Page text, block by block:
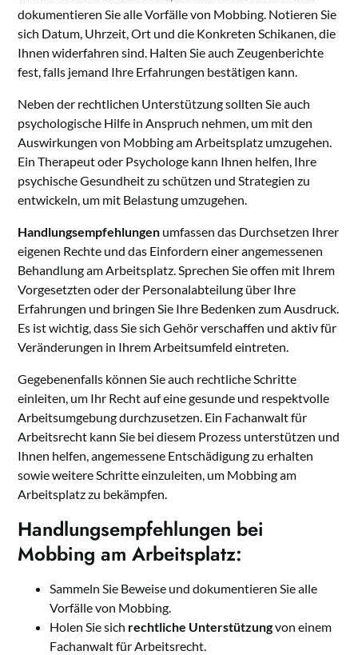
dokumentieren Sie alle Vorfälle von Mobbing. Notieren Sie
sich Datum, Uhrzeit, Ort und die Konkreten Schikanen, die
Ihnen widerfahren sind. Halten Sie auch Zeugenberichte
fest, falls jemand Ihre Erfahrungen bestätigen kann.
Neben der rechtlichen Unterstützung sollten Sie auch
psychologische Hilfe in Anspruch nehmen, um mit den
Auswirkungen von Mobbing am Arbeitsplatz umzugehen.
Ein Therapeut oder Psychologe kann Ihnen helfen, Ihre
psychische Gesundheit zu schützen und Strategien zu
entwickeln, um mit Belastung umzugehen.
Handlungsempfehlungen umfassen das Durchsetzen Ihrer
eigenen Rechte und das Einfordern einer angemessenen
Behandlung am Arbeitsplatz. Sprechen Sie offen mit Ihrem
Vorgesetzten oder der Personalabteilung über Ihre
Erfahrungen und bringen Sie Ihre Bedenken zum Ausdruck.
Es ist wichtig, dass Sie sich Gehör verschaffen und aktiv für
Veränderungen in Ihrem Arbeitsumfeld eintreten.
Gegebenenfalls können Sie auch rechtliche Schritte
einleiten, um Ihr Recht auf eine gesunde und respektvolle
Arbeitsumgebung durchzusetzen. Ein Fachanwalt für
Arbeitsrecht kann Sie bei diesem Prozess unterstützen und
Ihnen helfen, angemessene Entschädigung zu erhalten
sowie weitere Schritte einzuleiten, um Mobbing am
Arbeitsplatz zu bekämpfen.
Handlungsempfehlungen bei
Mobbing am Arbeitsplatz:
Sammeln Sie Beweise und dokumentieren Sie alle
Vorfälle von Mobbing.
Holen Sie sich rechtliche Unterstützungvon einem
Fachanwalt für Arbeitsrecht.